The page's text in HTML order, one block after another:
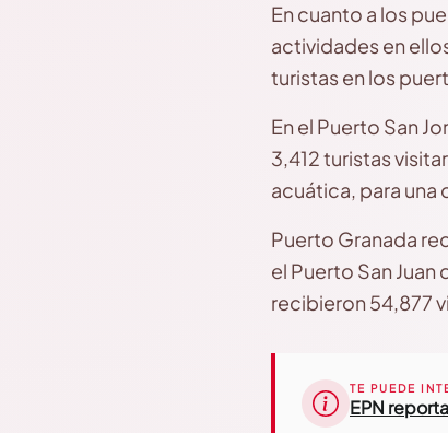
En cuanto a los
actividades en
turistas en los
En el Puerto San
3,412 turistas
acuática, para
Puerto Granada
el Puerto San Juan
recibieron 54,877
TE PUEDE
EPN